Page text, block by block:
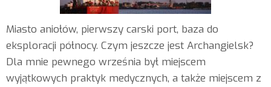
Miasto aniołów, pierwszy carski port, baza do
eksploracji północy. Czym jeszcze jest Archangielsk?
Dla mnie pewnego września był miejscem
wyjątkowych praktyk medycznych, a także miejscem z